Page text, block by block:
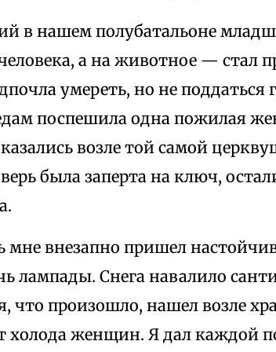
в нашем полубатальоне
а на животное — стал
умереть, но не поддаться
поспешила одна пожилая
возле той самой
была заперта на ключ,
мне внезапно пришел
лампады. Снега навалило
что произошло, нашел возле
холода женщин. Я дал каждой